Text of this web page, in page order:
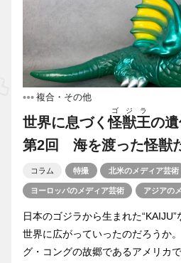
複合・その他
世界に息づく怪獣王
ゴジラ
の
第2回 海を渡った怪獣
コラム 特撮 北米のメディア芸術
ヨーロッパのメディア芸術 アジアの
日本のゴジラから生まれた
世界に広がっていったのだろうか
グ・コングの故郷であるアメリカで